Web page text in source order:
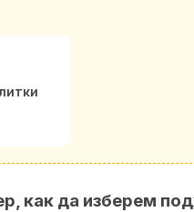
как да изберем